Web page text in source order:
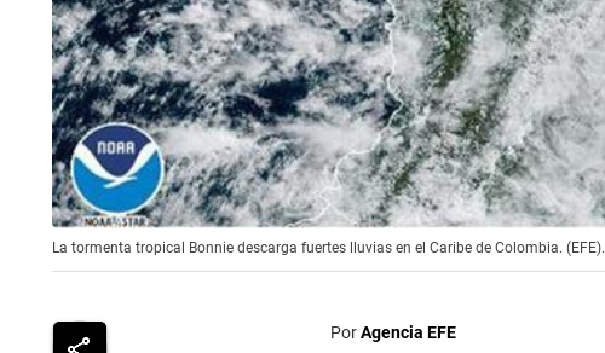
La tormenta tropical Bonnie descarga fuertes lluvias en el Caribe de Colombia. (EFE).
PorAgencia EFE